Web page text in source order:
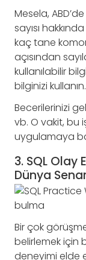
Mesela,
sayısı
kaç tane
açısından
kullanılabilir
bilginizi kullanın.
Becerilerinizi
vb. O vakit, bu
uygulamaya
3. SQL Olay
Dünya
Bir çok
belirlemek için
deneyimi elde